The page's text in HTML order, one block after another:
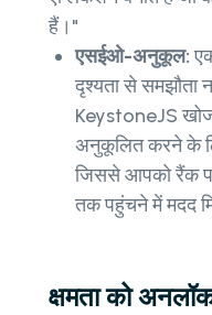
हैं।"
एसईओ-अनुकूल:
दृश्यता से समझौता
KeystoneJS
अनुकूलित करने के
जिससे आपको रैंक
तक पहुंचने में मदद
क्षमता को